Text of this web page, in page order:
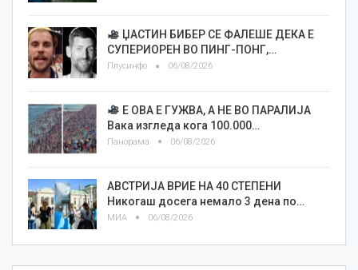
ЏАСТИН БИБЕР СЕ ФАЛЕШЕ ДЕКА Е
СУПЕРИОРЕН ВО ПИНГ-ПОНГ,…
Плусинфо 06/08/2026
Е ОВА Е ГУЖВА, А НЕ ВО ПАРАЛИЈА
Вака изгледа кога 100.000…
Панорама 06/08/2026
АВСТРИЈА ВРИЕ НА 40 СТЕПЕНИ
Никогаш досега немало 3 дена по…
МИА 06/08/2026